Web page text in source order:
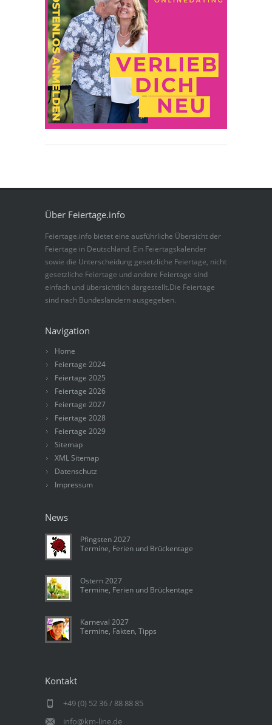
Über Feiertage.info
Feiertage.info bietet eine ausführliche Übersicht der
Feiertage in Deutschland. Ein Feiertagskalender
sowie die Unterscheidung gesetzliche Feiertage, nicht
gesetzliche Feiertage und andere Feiertage sind
einfach und übersichtlich dargestellt.Die Feiertage
sind nach Bundesländern ausgegeben.
Navigation
Home
Feiertage 2024
Feiertage 2025
Feiertage 2026
Feiertage 2027
Feiertage 2028
Feiertage 2029
Sitemap
XML Sitemap
Datenschutz
Impressum
News
Pfingsten 2027
Termine, Ferien und Brückentage
Ostern 2027
Termine, Ferien und Brückentage
Karneval 2027
Termine, Fakten, Tipps
Kontakt
+49 (0) 52 36 / 88 88 85
info@km-line.de